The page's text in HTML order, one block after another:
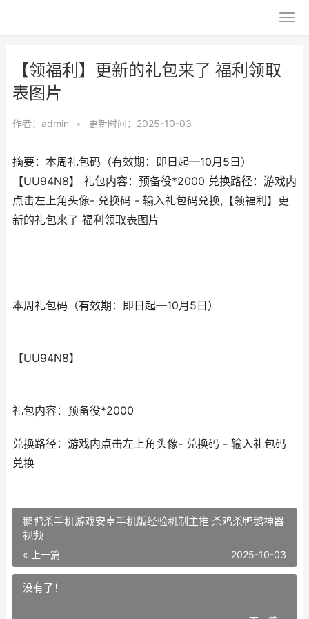
【领福利】更新的礼包来了 福利领取
表图片
作者： admin • 更新时间：2025-10-03
摘要：本周礼包码（有效期：即日起—10月5日）
【UU94N8】 礼包内容：预备役*2000 兑换路径：游戏内
点击左上角头像- 兑换码 - 输入礼包码兑换,【领福利】更
新的礼包来了 福利领取表图片
本周礼包码（有效期：即日起—10月5日）
【UU94N8】
礼包内容：预备役*2000
兑换路径：游戏内点击左上角头像- 兑换码 - 输入礼包码
兑换
鹅鸭杀手机游戏安卓手机版经验机制主推 杀鸡杀鸭鹅神器
视频
« 上一篇 2025-10-03
没有了！